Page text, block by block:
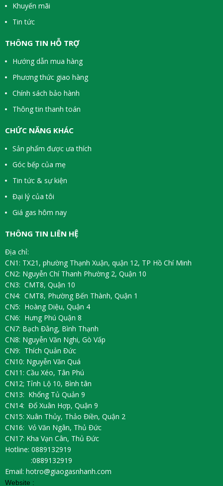
Khuyến mãi
Tin tức
THÔNG TIN HỖ TRỢ
Hướng dẫn mua hàng
Phương thức giao hàng
Chính sách bảo hành
Thông tin thanh toán
CHỨC NĂNG KHÁC
Sản phẩm được ưa thích
Góc bếp của mẹ
Tin tức & sự kiện
Đại lý của tôi
Giá gas hôm nay
THÔNG TIN LIÊN HỆ
Địa chỉ:
CN1: TX21, phường Thạnh Xuận, quận 12, TP Hồ Chí Minh
CN2: Nguyễn Chí Thanh Phường 2, Quận 10
CN3: CMT8, Quận 10
CN4: CMT8, Phường Bến Thành, Quận 1
CN5: Hoàng Diệu, Quận 4
CN6: Hưng Phú Quận 8
CN7: Bạch Đằng, Bình Thạnh
CN8: Nguyễn Văn Nghi, Gò Vấp
CN9: Thích Quản Đức
CN10: Nguyễn Văn Quá
CN11: Cầu Xéo, Tân Phú
CN12; Tỉnh Lộ 10, Bình tân
CN13: Khổng Tủ Quản 9
CN14: Đổ Xuân Hợp, Quận 9
CN15: Xuân Thủy, Thảo Điền, Quận 2
CN16: Vỏ Văn Ngân, Thủ Đức
CN17: Kha Vạn Cân, Thủ Đức
Hotline: 0889132919
:0889132919
Email: hotro@giaogasnhanh.com
Website :